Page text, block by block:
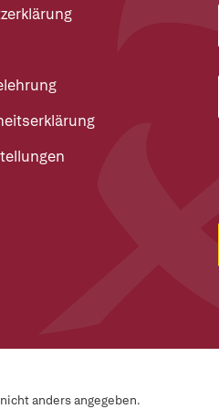
anders angegeben.